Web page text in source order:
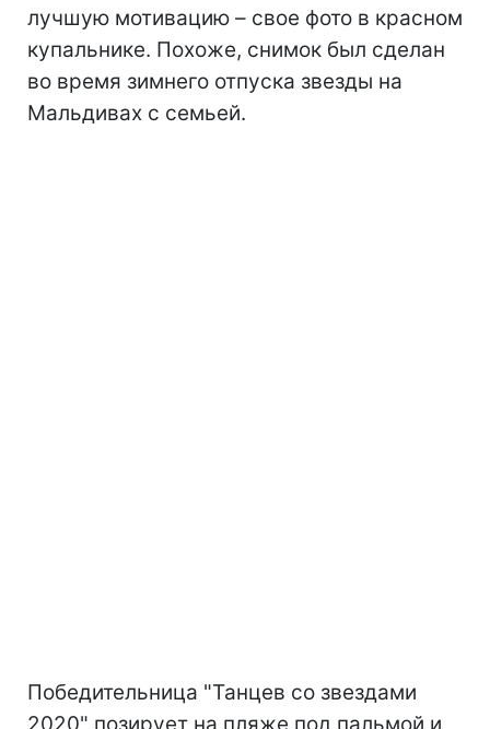
лучшую мотивацию – свое фото в красном
купальнике. Похоже, снимок был сделан
во время зимнего отпуска звезды на
Мальдивах с семьей.
Победительница "Танцев со звездами